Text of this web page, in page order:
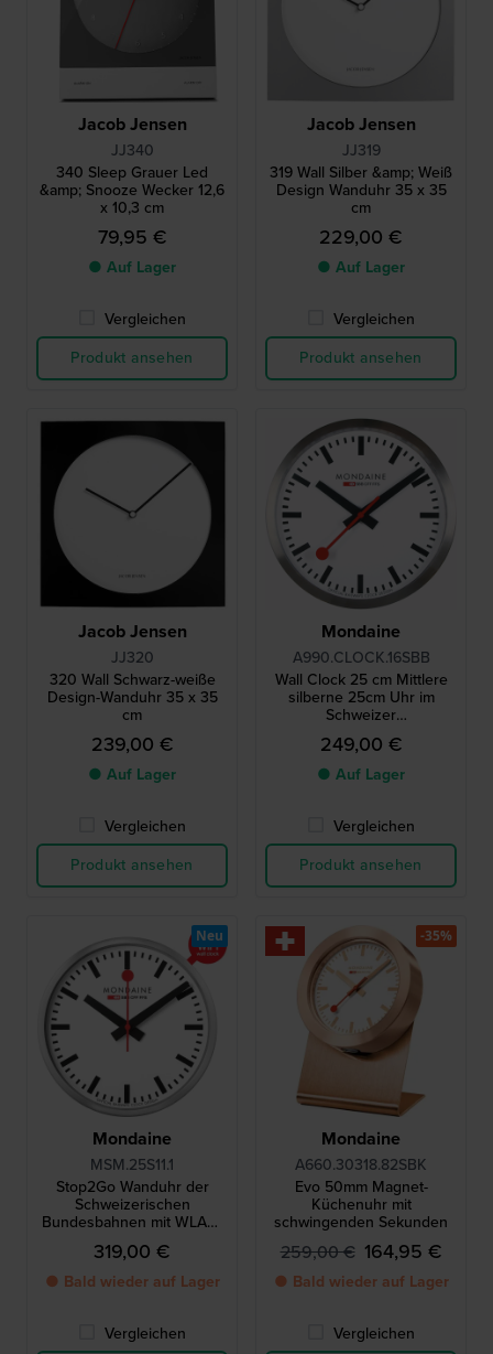
Jacob Jensen
JJ340
340 Sleep Grauer Led
&amp; Snooze Wecker 12,6
x 10,3 cm
79,95 €
● Auf Lager
Vergleichen
Produkt ansehen
Jacob Jensen
JJ319
319 Wall Silber &amp; Weiß
Design Wanduhr 35 x 35
cm
229,00 €
● Auf Lager
Vergleichen
Produkt ansehen
Jacob Jensen
JJ320
320 Wall Schwarz-weiße
Design-Wanduhr 35 x 35
cm
239,00 €
● Auf Lager
Vergleichen
Produkt ansehen
Mondaine
A990.CLOCK.16SBB
Wall Clock 25 cm Mittlere
silberne 25cm Uhr im
Schweizer
Eisenbahndesign mit
schwingenden Sekunden
25cm
249,00 €
● Auf Lager
Vergleichen
Produkt ansehen
Mondaine
MSM.25S11.1
Stop2Go Wanduhr der
Schweizerischen
Bundesbahnen mit WLAN-
Anbindung und
schwebendem
Sekundenzeiger
319,00 €
● Bald wieder auf Lager
Vergleichen
Neu
Mondaine
A660.30318.82SBK
Evo 50mm Magnet-
Küchenuhr mit
schwingenden Sekunden
259,00 € 164,95 €
● Bald wieder auf Lager
Vergleichen
-35%